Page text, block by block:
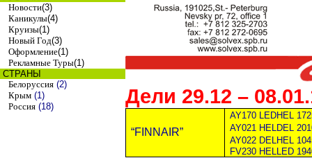
Новости(3)
Каникулы(4)
Круизы(1)
Новый Год(3)
Оформление(1)
Рекламные Туры(1)
СТРАНЫ
Белоруссия (2)
Крым (1)
Россия (18) Дели 29.12 –
“FINNAIR”
AY170 LEDHEL
AY021 HELDEL
AY022 DELHEL
FV230 HELLED